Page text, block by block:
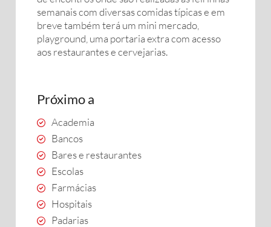
semanais com diversas comidas típicas e em
breve também terá um mini mercado,
playground, uma portaria extra com acesso
aos restaurantes e cervejarias.
Próximo a
Academia
Bancos
Bares e restaurantes
Escolas
Farmácias
Hospitais
Padarias